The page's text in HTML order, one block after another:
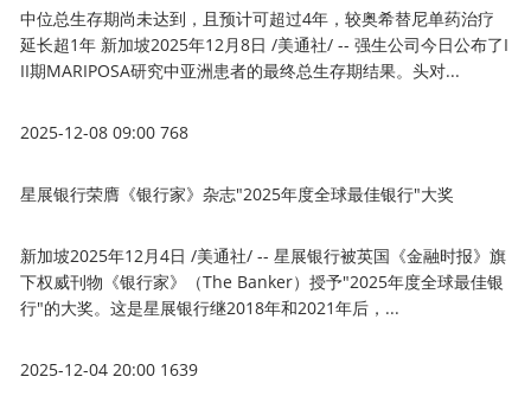
中位总生存期尚未达到，且预计可超过4年，较奥希替尼单药治疗
延长超1年 新加坡2025年12月8日 /美通社/ -- 强生公司今日公布了I
II期MARIPOSA研究中亚洲患者的最终总生存期结果。头对...
2025-12-08 09:00 768
星展银行荣膺《银行家》杂志"2025年度全球最佳银行"大奖
新加坡2025年12月4日 /美通社/ -- 星展银行被英国《金融时报》旗
下权威刊物《银行家》（The Banker）授予"2025年度全球最佳银
行"的大奖。这是星展银行继2018年和2021年后，...
2025-12-04 20:00 1639